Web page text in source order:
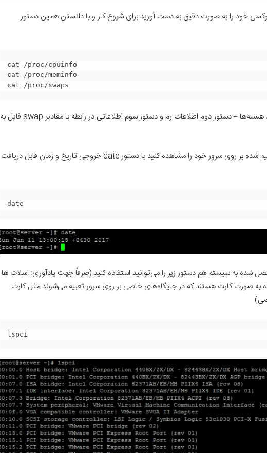
خود را به صورت دقیق به دست آورید برای شروع کار و با دانستن همین دستور
cat /proc/cpuinfo
cat /proc/meminfo
cat /proc/swaps
دستور اول اطلاعات سی پیو، تعداد هسته‌ها – دستور دوم اطلاعات رم و دستور سوم اطلاعاتی در رابطه با مقادیر swap فایل به
چنانچه بخواهید تاریخ و زمان تنظیم شده بر روی سرور خود را مشاهده کنید با دستور date خروجی تاریخ و زمان قابل دریافت
date
شده به سیستم هم دستور زیر را می‌توانید استفاده کنید (صرفاً جهت یادآوری: اسلات ها
صورت کارت هستند که در جایگاه‌های خاصی بر روی سرور تعبیه می‌شوند مثل کارت
lspci